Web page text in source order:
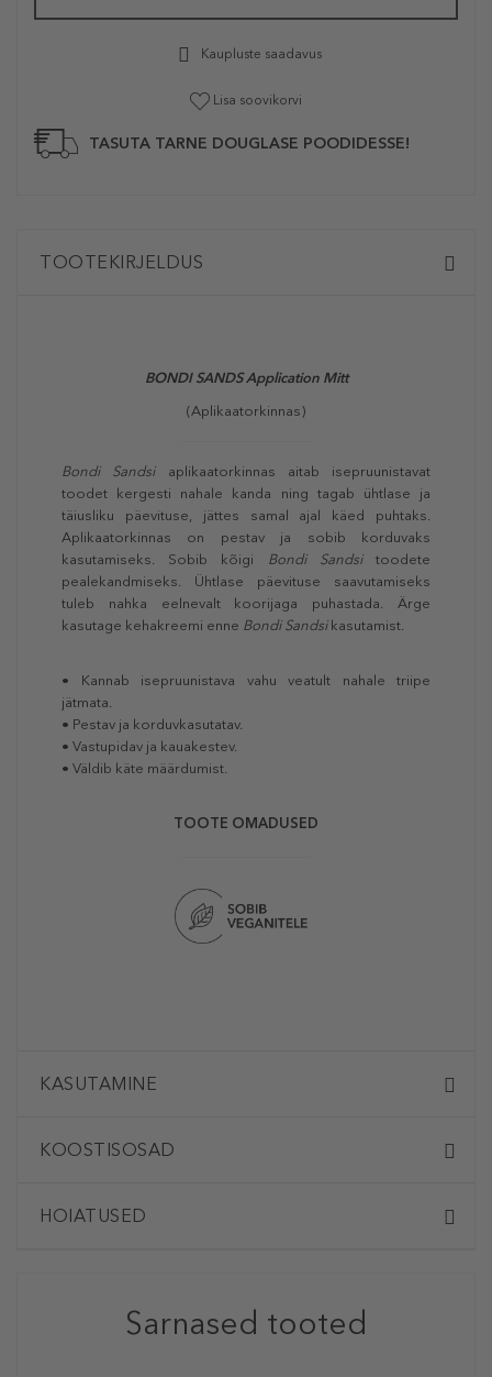
Kaupluste saadavus
Lisa soovikorvi
TASUTA TARNE DOUGLASE POODIDESSE!
TOOTEKIRJELDUS
BONDI SANDS Application Mitt
(Aplikaatorkinnas)
Bondi Sandsiaplikaatorkinnas aitab isepruunistavat
toodet kergesti nahale kanda ning tagab ühtlase ja
täiusliku päevituse, jättes samal ajal käed puhtaks.
Aplikaatorkinnas on pestav ja sobib korduvaks
kasutamiseks. Sobib kõigi Bondi Sandsitoodete
pealekandmiseks. Ühtlase päevituse saavutamiseks
tuleb nahka eelnevalt koorijaga puhastada. Ärge
kasutage kehakreemi enne Bondi Sandsikasutamist.
• Kannab isepruunistava vahu veatult nahale triipe
jätmata.
• Pestav ja korduvkasutatav.
• Vastupidav ja kauakestev.
• Väldib käte määrdumist.
TOOTE OMADUSED
KASUTAMINE
KOOSTISOSAD
HOIATUSED
Sarnased tooted